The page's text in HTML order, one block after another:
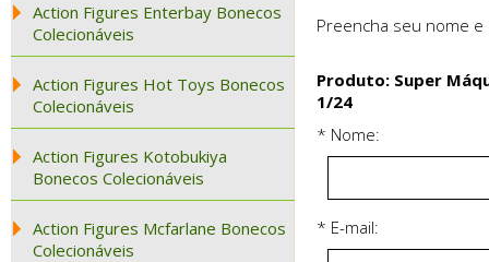
Action Figures Enterbay Bonecos
Colecionáveis
Action Figures Hot Toys Bonecos
Colecionáveis
Action Figures Kotobukiya
Bonecos Colecionáveis
Action Figures Mcfarlane Bonecos
Colecionáveis
Preencha seu nome
Produto: Super
1/24
* Nome:
* E-mail: